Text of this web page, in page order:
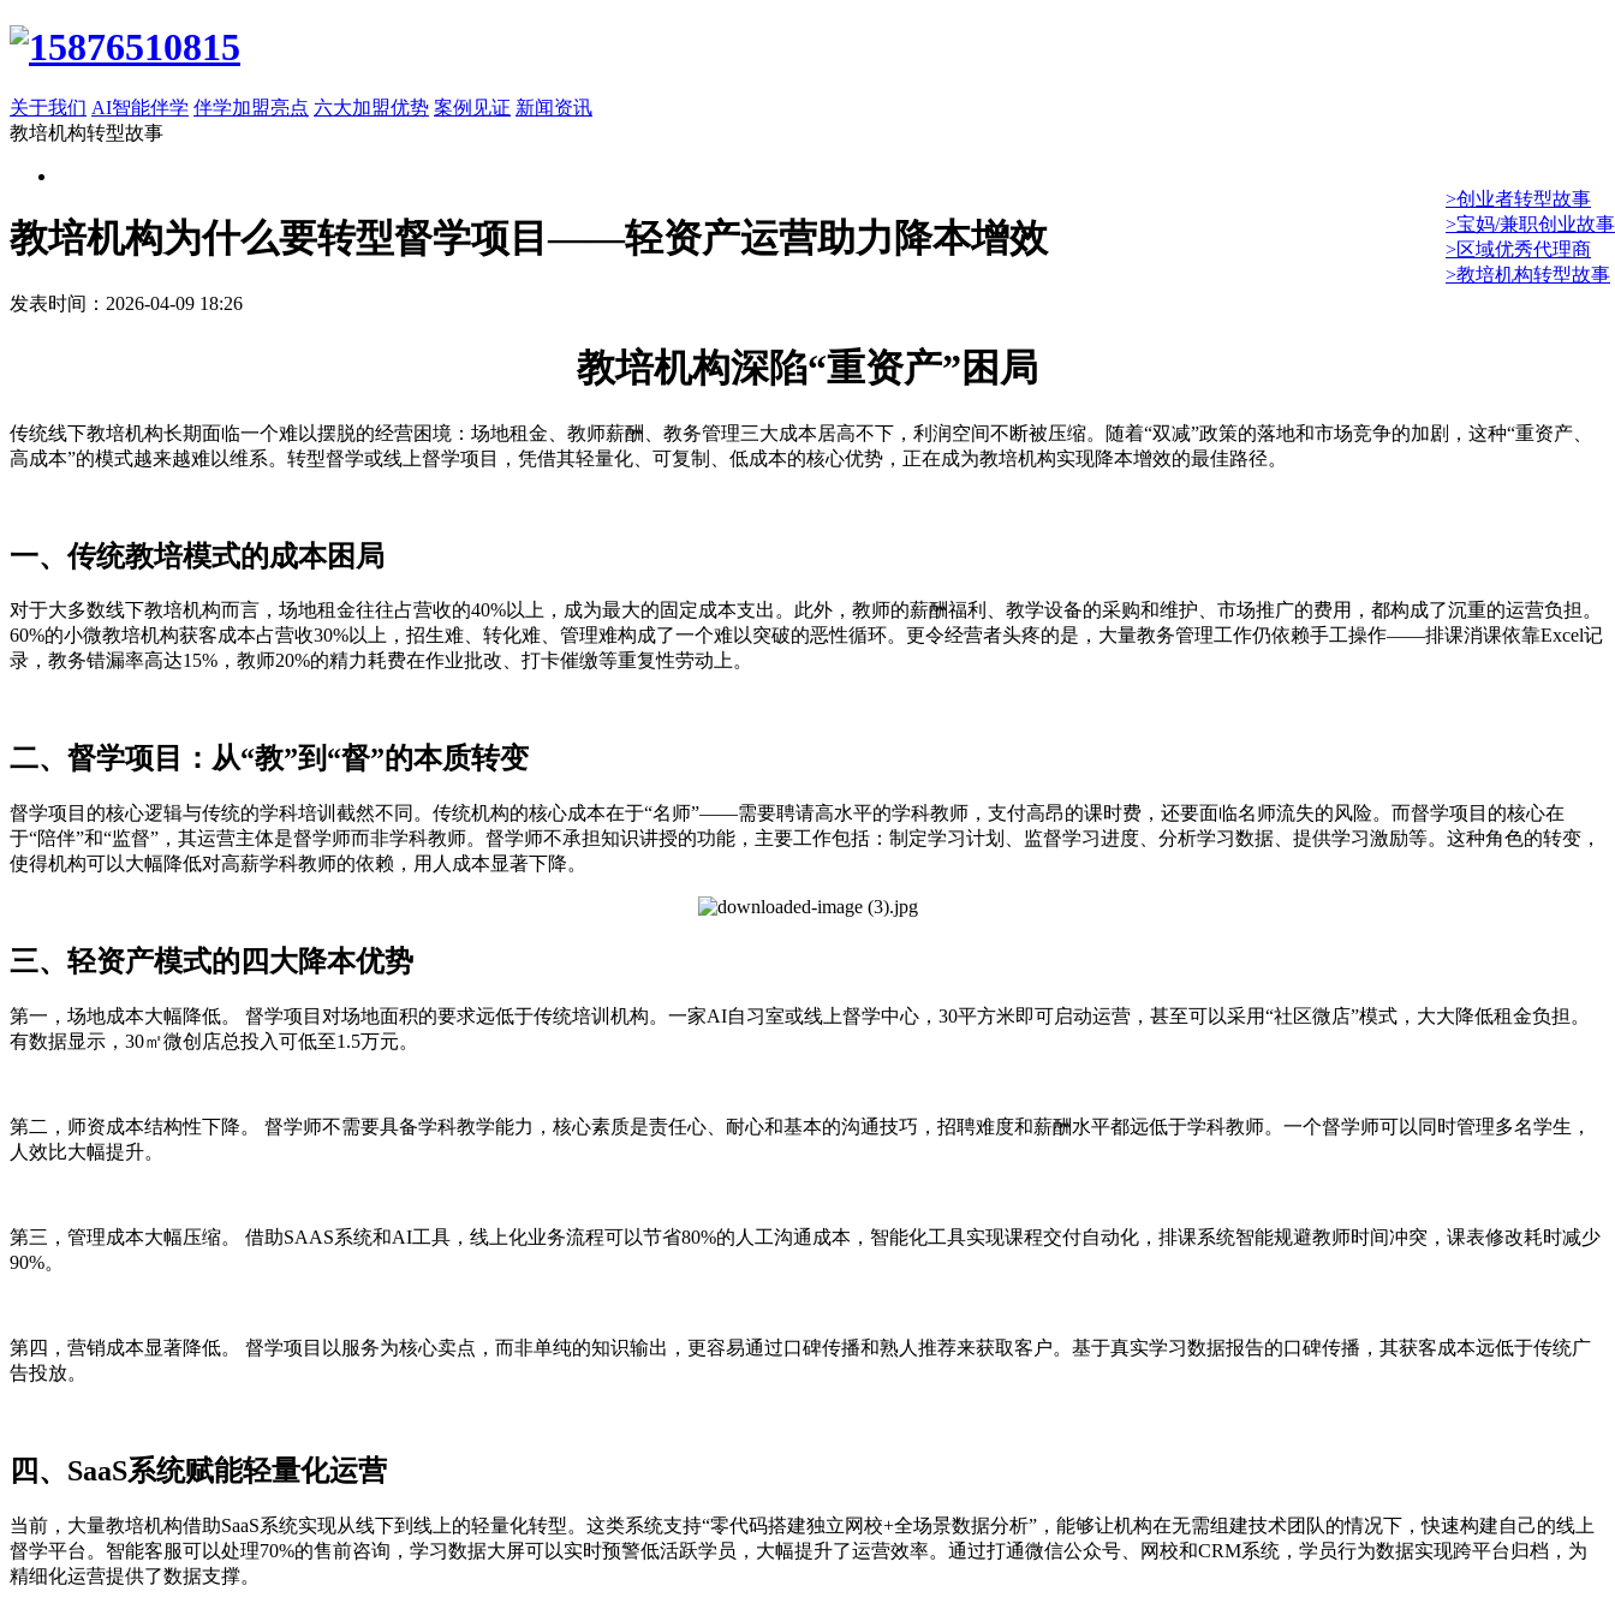
关于我们 AI智能伴学 伴学加盟亮点 六大加盟优势 案例见证 新闻资讯
教培机构转型故事
>创业者转型故事
>宝妈/兼职创业故事
>区域优秀代理商
>教培机构转型故事
教培机构为什么要转型督学项目——轻资产运营助力降本增效
发表时间：2026-04-09 18:26
教培机构深陷“重资产”困局
传统线下教培机构长期面临一个难以摆脱的经营困境：场地租金、教师薪酬、教务管理三大成本居高不下，利润空间不断被压缩。随着“双减”政策的落地和市场竞争的加剧，这种“重资产、
高成本”的模式越来越难以维系。转型督学或线上督学项目，凭借其轻量化、可复制、低成本的核心优势，正在成为教培机构实现降本增效的最佳路径。
一、传统教培模式的成本困局
对于大多数线下教培机构而言，场地租金往往占营收的40%以上，成为最大的固定成本支出。此外，教师的薪酬福利、教学设备的采购和维护、市场推广的费用，都构成了沉重的运营负担。
60%的小微教培机构获客成本占营收30%以上，招生难、转化难、管理难构成了一个难以突破的恶性循环。更令经营者头疼的是，大量教务管理工作仍依赖手工操作——排课消课依靠Excel记
录，教务错漏率高达15%，教师20%的精力耗费在作业批改、打卡催缴等重复性劳动上。
二、督学项目：从“教”到“督”的本质转变
督学项目的核心逻辑与传统的学科培训截然不同。传统机构的核心成本在于“名师”——需要聘请高水平的学科教师，支付高昂的课时费，还要面临名师流失的风险。而督学项目的核心在
于“陪伴”和“监督”，其运营主体是督学师而非学科教师。督学师不承担知识讲授的功能，主要工作包括：制定学习计划、监督学习进度、分析学习数据、提供学习激励等。这种角色的转变，
使得机构可以大幅降低对高薪学科教师的依赖，用人成本显著下降。
三、轻资产模式的四大降本优势
第一，场地成本大幅降低。 督学项目对场地面积的要求远低于传统培训机构。一家AI自习室或线上督学中心，30平方米即可启动运营，甚至可以采用“社区微店”模式，大大降低租金负担。
有数据显示，30㎡微创店总投入可低至1.5万元。
第二，师资成本结构性下降。 督学师不需要具备学科教学能力，核心素质是责任心、耐心和基本的沟通技巧，招聘难度和薪酬水平都远低于学科教师。一个督学师可以同时管理多名学生，
人效比大幅提升。
第三，管理成本大幅压缩。 借助SAAS系统和AI工具，线上化业务流程可以节省80%的人工沟通成本，智能化工具实现课程交付自动化，排课系统智能规避教师时间冲突，课表修改耗时减少
90%。
第四，营销成本显著降低。 督学项目以服务为核心卖点，而非单纯的知识输出，更容易通过口碑传播和熟人推荐来获取客户。基于真实学习数据报告的口碑传播，其获客成本远低于传统广
告投放。
四、SaaS系统赋能轻量化运营
当前，大量教培机构借助SaaS系统实现从线下到线上的轻量化转型。这类系统支持“零代码搭建独立网校+全场景数据分析”，能够让机构在无需组建技术团队的情况下，快速构建自己的线上
督学平台。智能客服可以处理70%的售前咨询，学习数据大屏可以实时预警低活跃学员，大幅提升了运营效率。通过打通微信公众号、网校和CRM系统，学员行为数据实现跨平台归档，为
精细化运营提供了数据支撑。